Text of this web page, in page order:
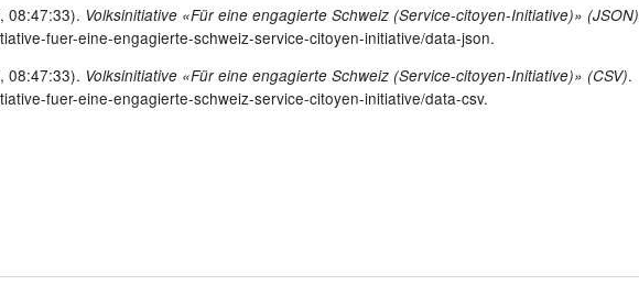
08:47:33). Volksinitiative «Für eine engagierte Schweiz (Service-citoyen-Initiative)» (JSON)
fuer-eine-engagierte-schweiz-service-citoyen-initiative/data-json.
08:47:33). Volksinitiative «Für eine engagierte Schweiz (Service-citoyen-Initiative)» (CSV).
fuer-eine-engagierte-schweiz-service-citoyen-initiative/data-csv.